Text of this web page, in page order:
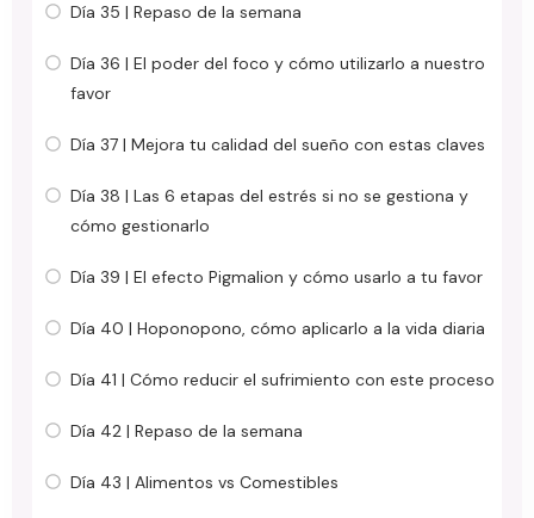
Día 35 | Repaso de la semana
Día 36 | El poder del foco y cómo utilizarlo a nuestro
favor
Día 37 | Mejora tu calidad del sueño con estas claves
Día 38 | Las 6 etapas del estrés si no se gestiona y
cómo gestionarlo
Día 39 | El efecto Pigmalion y cómo usarlo a tu favor
Día 40 | Hoponopono, cómo aplicarlo a la vida diaria
Día 41 | Cómo reducir el sufrimiento con este proceso
Día 42 | Repaso de la semana
Día 43 | Alimentos vs Comestibles